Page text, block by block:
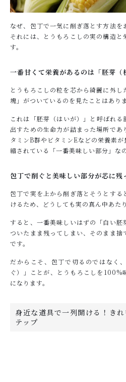
なぜ、包丁で一気に削ぎ落とす方法を
それには、とうもろこしの実の構造と
す。
一番甘くて栄養があるのは「胚芽（
とうもろこしの粒を芯から綺麗に外
塊」がついているのを見たことはあり
これは「胚芽（はいが）」と呼ばれ
出すための生命力が詰まった場所で
タミンB群やビタミンEなどの栄養素
縮されている「一番美味しい部分」なの
包丁で削ぐと美味しい部分が芯に残
包丁で実を上から削ぎ落とそうとす
けるため、どうしても実の真ん中あた
すると、一番美味しいはずの「白い胚
ついたまま残ってしまい、そのまま捨
です。
だからこそ、包丁で切るのではなく
ぐ）」ことが、とうもろこしを100%
になります。
身近な道具で一列開ける！き
テップ